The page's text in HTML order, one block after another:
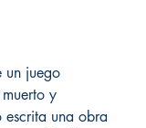
un juego
y
una obra